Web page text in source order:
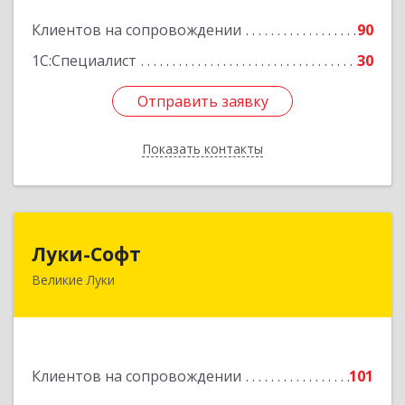
Клиентов на сопровождении
90
1С:Специалист
30
Отправить заявку
Показать контакты
Подробнее
Отправить заявку
Назад
Луки-Софт
Великие Луки
Клиентов на сопровождении 101
182113, Псковская обл, Великие Луки г,